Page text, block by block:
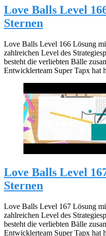
Love Balls Level
Sternen
Love Balls Level 166 Lösung
zahlreichen Level des
besteht die verliebten Bälle
Entwicklerteam Super Tapx hat
Love Balls Level
Sternen
Love Balls Level 167 Lösung
zahlreichen Level des
besteht die verliebten Bälle
Entwicklerteam Super Tapx hat